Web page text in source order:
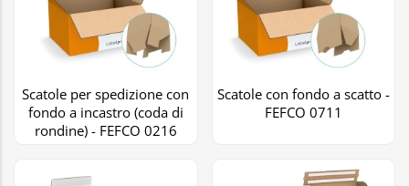
Scatole per spedizione con
fondo a incastro (coda di
rondine) - FEFCO 0216
Scatole con fondo a scatto -
FEFCO 0711